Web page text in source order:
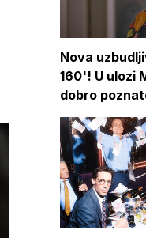
Nova
160'! U ulozi
dobro